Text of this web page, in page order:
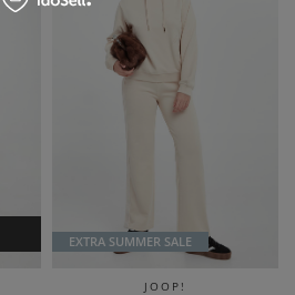
EXTRA SUMMER SALE
JOOP!